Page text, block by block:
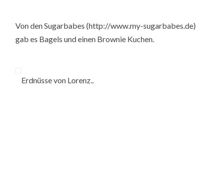
Von den Sugarbabes (http://www.my-sugarbabes.de)
gab es Bagels und einen Brownie Kuchen.
Erdnüsse von Lorenz..